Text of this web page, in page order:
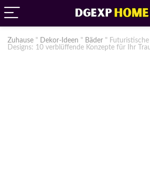
Zuhause " Dekor-Ideen " Bäder "
Designs: 10 verblüffende Konzepte für Ihr